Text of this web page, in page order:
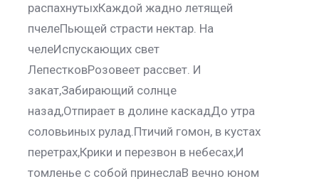
распахнутыхКаждой жадно летящей
пчелеПьющей страсти нектар. На
челеИспускающих свет
ЛепестковРозовеет рассвет. И
закат,Забирающий солнце
назад,Отпирает в долине каскадДо утра
соловьиных рулад.Птичий гомон, в кустах
перетрах,Крики и перезвон в небесах,И
томленье с собой принеслаВ вечно юном